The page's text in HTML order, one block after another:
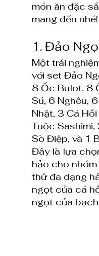
món ăn đặc
mang đến nhé!
1. Đảo
Một trải
với set Đảo
8 Ốc Bulot, 8
Sú, 6 Nghêu,
Nhật, 3 Cá
Tuộc Sashimi,
Sò Điệp, và 1
Đây là lựa
hảo cho
thử đa dạng
ngọt của cá
ngọt của